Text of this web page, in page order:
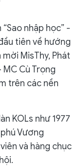
nhập học” -
tiên về hướng
MisThy, Phát
MC Cù Trọng
trên các nền
KOLs như 1977
Vương
và hàng chục